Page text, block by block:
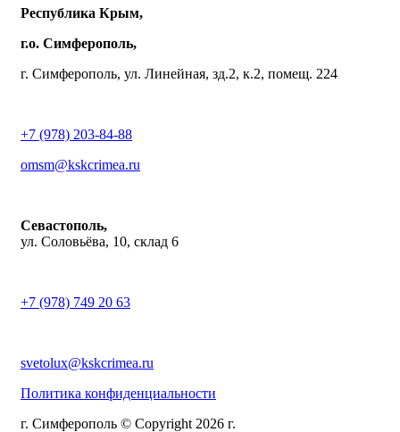
Республика Крым,
г.о. Симферополь,
г. Симферополь, ул. Линейная, зд.2, к.2, помещ. 224
+7 (978) 203-84-88
omsm@kskcrimea.ru
Севастополь,
ул. Соловьёва, 10, склад 6
+7 (978) 749 20 63
svetolux@kskcrimea.ru
Политика конфиденциальности
г. Симферополь © Copyright 2026 г.